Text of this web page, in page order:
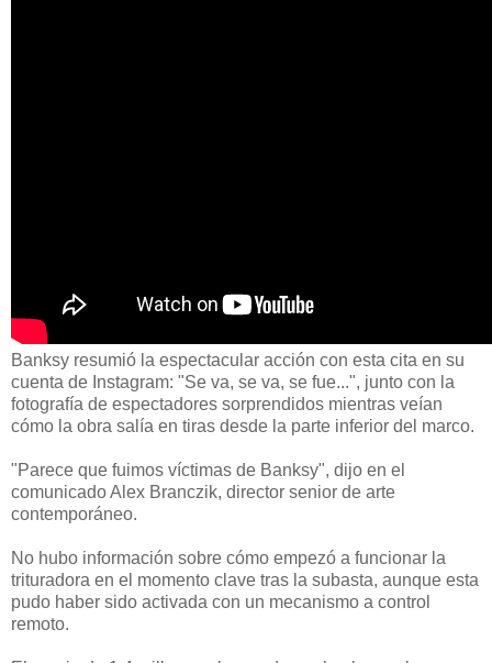
Banksy resumió la espectacular acción con esta cita en su
cuenta de Instagram: "Se va, se va, se fue...", junto con la
fotografía de espectadores sorprendidos mientras veían
cómo la obra salía en tiras desde la parte inferior del marco.
"Parece que fuimos víctimas de Banksy", dijo en el
comunicado Alex Branczik, director senior de arte
contemporáneo.
No hubo información sobre cómo empezó a funcionar la
trituradora en el momento clave tras la subasta, aunque esta
pudo haber sido activada con un mecanismo a control
remoto.